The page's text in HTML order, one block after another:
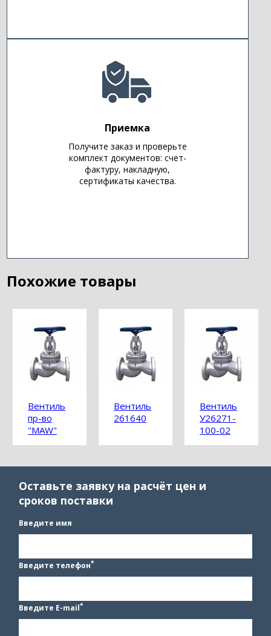
Приемка
Получите заказ и проверьте
комплект документов: счет-
фактуру, накладную,
сертификаты качества.
Похожие товары
Вентиль
пр-во
"MAW"
Вентиль
261640
Вентиль
У26271-
100-02
Оставьте заявку на расчёт цен и
сроков поставки
Введите имя
Введите телефон*
Введите E-mail*